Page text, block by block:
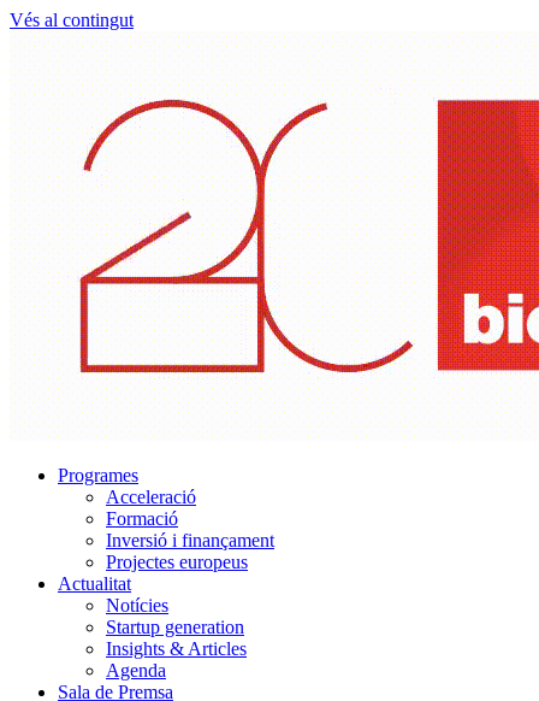
Vés al contingut
Programes
Acceleració
Formació
Inversió i finançament
Projectes europeus
Actualitat
Notícies
Startup generation
Insights & Articles
Agenda
Sala de Premsa